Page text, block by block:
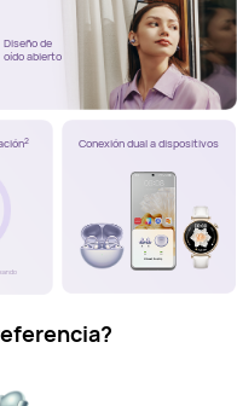
Diseño de
oído abierto
2 Conexión dual a dispositivos